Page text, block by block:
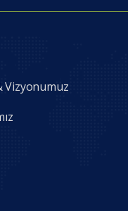
Vizyonumuz